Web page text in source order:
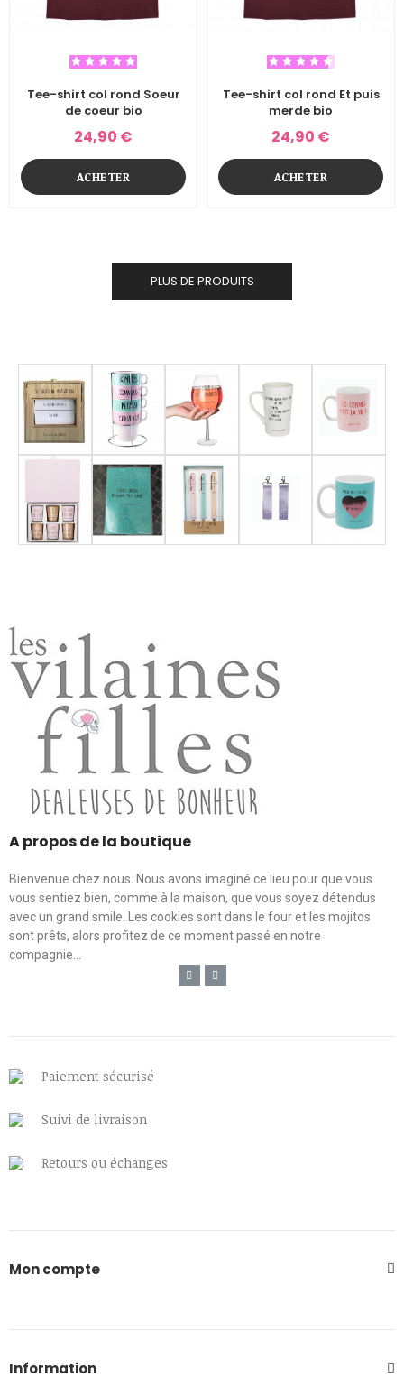
Tee-shirt col rond Soeur
de coeur bio
24,90 €
ACHETER
Tee-shirt col rond Et puis
merde bio
24,90 €
ACHETER
PLUS DE PRODUITS
A propos de la boutique
Bienvenue chez nous. Nous avons imaginé ce lieu pour que vous
vous sentiez bien, comme à la maison, que vous soyez détendus
avec un grand smile. Les cookies sont dans le four et les mojitos
sont prêts, alors profitez de ce moment passé en notre
compagnie...
Paiement sécurisé
Suivi de livraison
Retours ou échanges
Mon compte
Information